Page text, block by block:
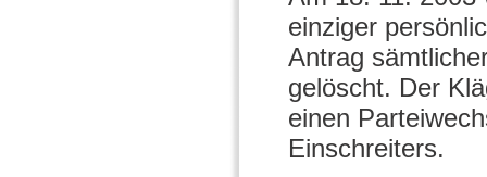
einziger
Antrag
gelöscht. Der
einen
Einschreiters.